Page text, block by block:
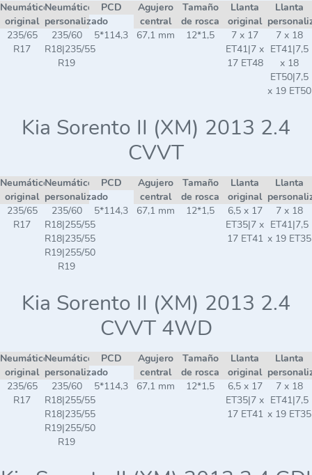
Neumático
original
Neumático
personalizado
PCD
Agujero
central
Tamaño
de rosca
Llanta
original
Llanta
235/65
R17
235/60
R18|235/55
R19
5*114,3 67,1 mm 12*1,5
7 x 17
ET41|7 x
17 ET48
7 x 18
ET41|7,5
x 18
ET50|7,5
x 19 ET50
Kia Sorento II (XM) 2013 2.4
CVVT
Neumático
original
Neumático
personalizado
PCD
Agujero
central
Tamaño
de rosca
Llanta
original
Llanta
235/65
R17
235/60
R18|255/55
R18|235/55
R19|255/50
R19
5*114,3 67,1 mm 12*1,5
6,5 x 17
ET35|7 x
17 ET41
7 x 18
ET41|7,5
x 19 ET35
Kia Sorento II (XM) 2013 2.4
CVVT 4WD
Neumático
original
Neumático
personalizado
PCD
Agujero
central
Tamaño
de rosca
Llanta
original
Llanta
235/65
R17
235/60
R18|255/55
R18|235/55
R19|255/50
R19
5*114,3 67,1 mm 12*1,5
6,5 x 17
ET35|7 x
17 ET41
7 x 18
ET41|7,5
x 19 ET35